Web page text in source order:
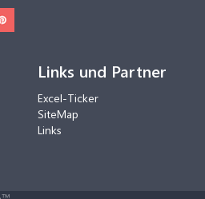
Links und Partner
Excel-Ticker
SiteMap
Links